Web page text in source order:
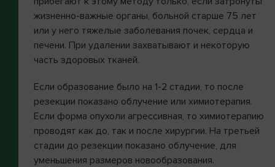
жизненно-важные органы, больной старше 75 лет
или у него тяжелые заболевания почек, сердца и
печени. При удалении захватывают и некоторую
часть здоровых тканей.
Если образование было на 1-2 стадии, то после
резекции показано облучение или химиотерапия.
Если форма опухоли агрессивная, то химиотерапию
проводят как до, так и после хирургии. На третьей
стадии до резекции показано облучение, для
уменьшения размеров новообразования.